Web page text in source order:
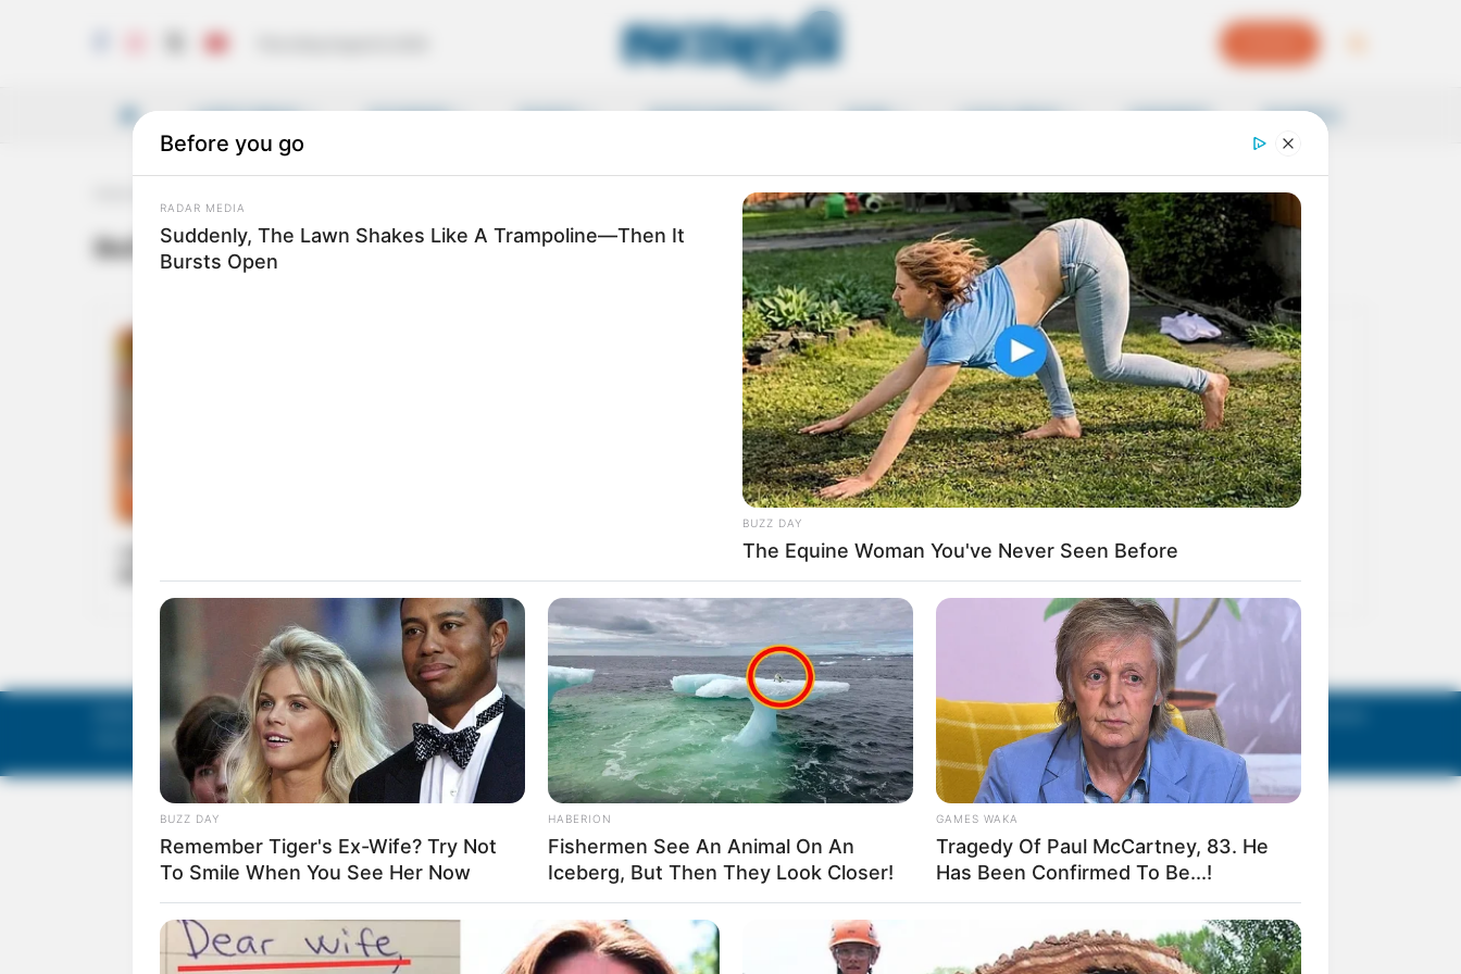
LATEST NEWS VICHARAM SPORTS ENTERTAINMENT MORE LOCAL NEWS SAMSKRITI BUSINESS
മഹാനവരാത്രി
പൂജവയ്‌പ്: ഒക്ടോബര്‍ 11നും 12നും അവധി
അനുവദിക്കണം- ഹിന്ദു ഐക്യവേദി
About Us Contact Us Terms of Use Privacy Policy AGM Announcements
Mathruka Pracharanalayam Limited.
Tech-enabled by
Ananthapuri Technologies.